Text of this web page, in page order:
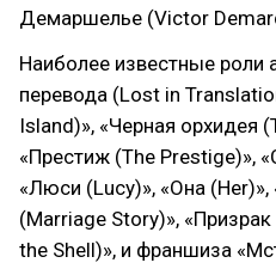
Демаршелье (Victor
Наиболее известные роли
перевода (Lost in
Island)», «Черная орхидея
«Престиж (The Prestige)»,
«Люси (Lucy)», «Она (Her)»,
(Marriage Story)»,
the Shell)», и франшиза